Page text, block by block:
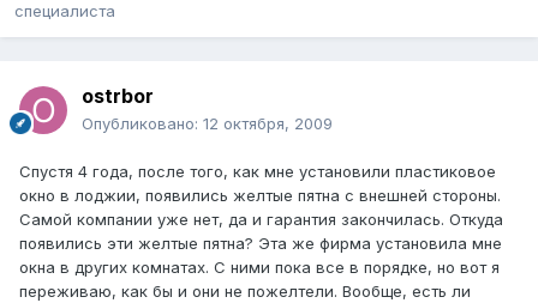
специалиста
ostrbor
Опубликовано: 12 октября, 2009
Спустя 4 года, после того, как мне установили пластиковое
окно в лоджии, появились желтые пятна с внешней стороны.
Самой компании уже нет, да и гарантия закончилась. Откуда
появились эти желтые пятна? Эта же фирма установила мне
окна в других комнатах. С ними пока все в порядке, но вот я
переживаю, как бы и они не пожелтели. Вообще, есть ли